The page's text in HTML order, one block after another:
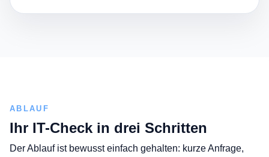
ABLAUF
Ihr IT-Check in drei Schritten
Der Ablauf ist bewusst einfach gehalten: kurze Anfrage,